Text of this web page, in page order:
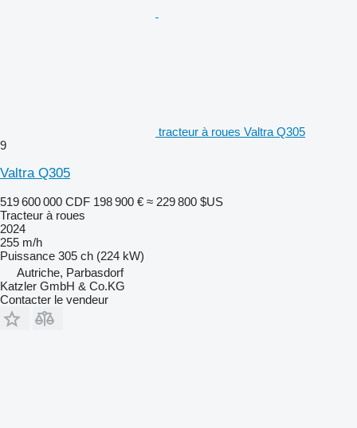
tracteur à roues Valtra Q305
9
Valtra Q305
519 600 000 CDF 198 900 € ≈ 229 800 $US
Tracteur à roues
2024
255 m/h
Puissance 305 ch (224 kW)
Autriche, Parbasdorf
Katzler GmbH & Co.KG
Contacter le vendeur